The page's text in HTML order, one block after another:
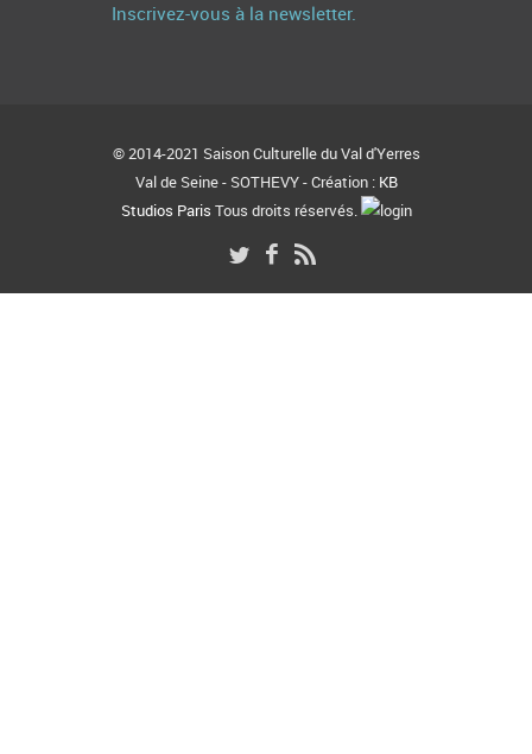
Inscrivez-vous à la newsletter.
© 2014-2021 Saison Culturelle du Val d'Yerres
Val de Seine - SOTHEVY - Création : KB
Studios Paris Tous droits réservés.